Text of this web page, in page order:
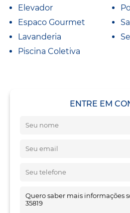
Elevador
Espaco Gourmet
Lavanderia
Piscina Coletiva
ENTRE EM